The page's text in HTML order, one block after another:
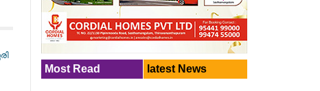
Most Read latest News